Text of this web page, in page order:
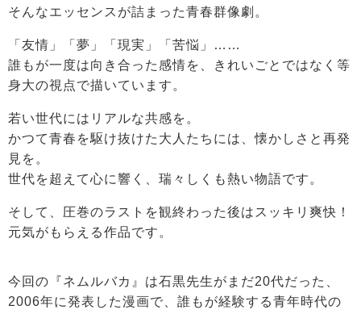
そんなエッセンスが詰まった青春群像劇。
「友情」「夢」「現実」「苦悩」……
誰もが一度は向き合った感情を、きれいごとではなく等
身大の視点で描いています。
若い世代にはリアルな共感を。
かつて青春を駆け抜けた大人たちには、懐かしさと再発
見を。
世代を超えて心に響く、瑞々しくも熱い物語です。
そして、圧巻のラストを観終わった後はスッキリ爽快！
元気がもらえる作品です。
今回の『ネムルバカ』は石黒先生がまだ20代だった、
2006年に発表した漫画で、誰もが経験する青年時代の